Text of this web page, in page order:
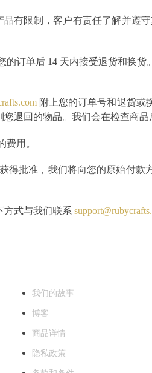
有限制，客户有责任了解并遵
订单后 14 天内接受退货和换
附上您的订单号和退货或
退回的物品。我们会在检查商品
用。
批准，我们将向您的原始付款
方式与我们联系
我们的故事
博客
商品详情
隐私政策